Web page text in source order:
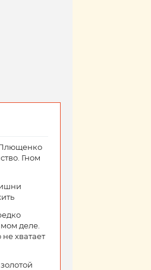
Гном
деле.
хватает